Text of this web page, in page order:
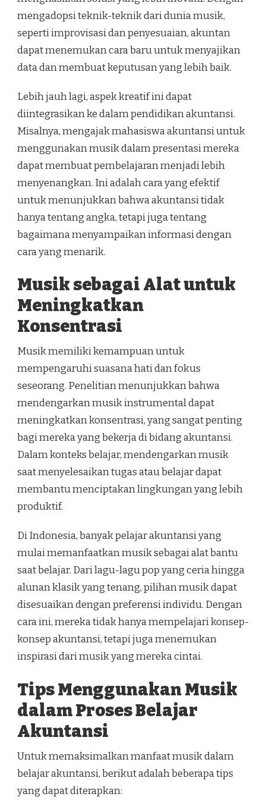
mengadopsi teknik-teknik dari dunia musik,
seperti improvisasi dan penyesuaian, akuntan
dapat menemukan cara baru untuk menyajikan
data dan membuat keputusan yang lebih baik.
Lebih jauh lagi, aspek kreatif ini dapat
diintegrasikan ke dalam pendidikan akuntansi.
Misalnya, mengajak mahasiswa akuntansi untuk
menggunakan musik dalam presentasi mereka
dapat membuat pembelajaran menjadi lebih
menyenangkan. Ini adalah cara yang efektif
untuk menunjukkan bahwa akuntansi tidak
hanya tentang angka, tetapi juga tentang
bagaimana menyampaikan informasi dengan
cara yang menarik.
Musik sebagai Alat untuk
Meningkatkan
Konsentrasi
Musik memiliki kemampuan untuk
mempengaruhi suasana hati dan fokus
seseorang. Penelitian menunjukkan bahwa
mendengarkan musik instrumental dapat
meningkatkan konsentrasi, yang sangat penting
bagi mereka yang bekerja di bidang akuntansi.
Dalam konteks belajar, mendengarkan musik
saat menyelesaikan tugas atau belajar dapat
membantu menciptakan lingkungan yang lebih
produktif.
Di Indonesia, banyak pelajar akuntansi yang
mulai memanfaatkan musik sebagai alat bantu
saat belajar. Dari lagu-lagu pop yang ceria hingga
alunan klasik yang tenang, pilihan musik dapat
disesuaikan dengan preferensi individu. Dengan
cara ini, mereka tidak hanya mempelajari konsep-
konsep akuntansi, tetapi juga menemukan
inspirasi dari musik yang mereka cintai.
Tips Menggunakan Musik
dalam Proses Belajar
Akuntansi
Untuk memaksimalkan manfaat musik dalam
belajar akuntansi, berikut adalah beberapa tips
yang dapat diterapkan: